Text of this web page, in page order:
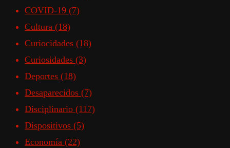
COVID-19 (7)
Cultura (18)
Curiocidades (18)
Curiosidades (3)
Deportes (18)
Desaparecidos (7)
Disciplinario (117)
Dispositivos (5)
Economía (22)